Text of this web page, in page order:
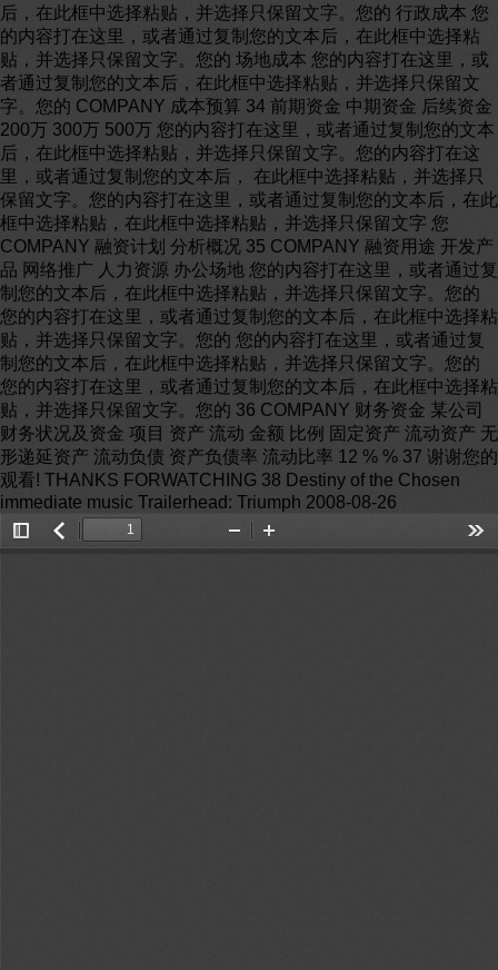
后，在此框中选择粘贴，并选择只保留文字。您的 行政成本 您
的内容打在这里，或者通过复制您的文本后，在此框中选择粘
贴，并选择只保留文字。您的 场地成本 您的内容打在这里，或
者通过复制您的文本后，在此框中选择粘贴，并选择只保留文
字。您的 COMPANY 成本预算 34 前期资金 中期资金 后续资金
200万 300万 500万 您的内容打在这里，或者通过复制您的文本
后，在此框中选择粘贴，并选择只保留文字。您的内容打在这
里，或者通过复制您的文本后， 在此框中选择粘贴，并选择只
保留文字。您的内容打在这里，或者通过复制您的文本后，在此
框中选择粘贴，在此框中选择粘贴，并选择只保留文字 您
COMPANY 融资计划 分析概况 35 COMPANY 融资用途 开发产
品 网络推广 人力资源 办公场地 您的内容打在这里，或者通过复
制您的文本后，在此框中选择粘贴，并选择只保留文字。您的
您的内容打在这里，或者通过复制您的文本后，在此框中选择粘
贴，并选择只保留文字。您的 您的内容打在这里，或者通过复
制您的文本后，在此框中选择粘贴，并选择只保留文字。您的
您的内容打在这里，或者通过复制您的文本后，在此框中选择粘
贴，并选择只保留文字。您的 36 COMPANY 财务资金 某公司
财务状况及资金 项目 资产 流动 金额 比例 固定资产 流动资产 无
形递延资产 流动负债 资产负债率 流动比率 12 % % 37 谢谢您的
观看! THANKS FORWATCHING 38 Destiny of the Chosen
immediate music Trailerhead: Triumph 2008-08-26
Toggle返
Zoom